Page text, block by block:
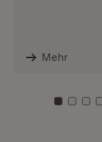
Mehr
ZuZu